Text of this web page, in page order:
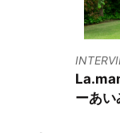
ーあ